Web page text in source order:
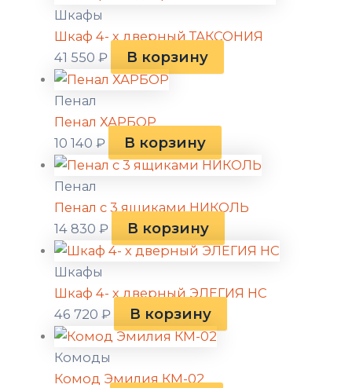
Шкафы
Шкаф 4- х дверный ТАКСОНИЯ
41 550₽ В корзину
Пенал
Пенал ХАРБОР
10 140₽ В корзину
Пенал
Пенал с 3 ящиками НИКОЛЬ
14 830₽ В корзину
Шкафы
Шкаф 4- х дверный ЭЛЕГИЯ НС
46 720₽ В корзину
Комоды
Комод Эмилия КМ-02